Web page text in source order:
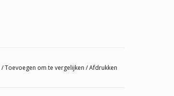
/Toevoegen om te vergelijken /Afdrukken